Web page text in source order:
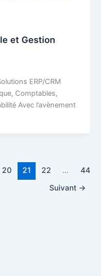
et Gestion
ERP/CRM
Comptables,
Avec l’avènement
20 21 22 …
44
Suivant →